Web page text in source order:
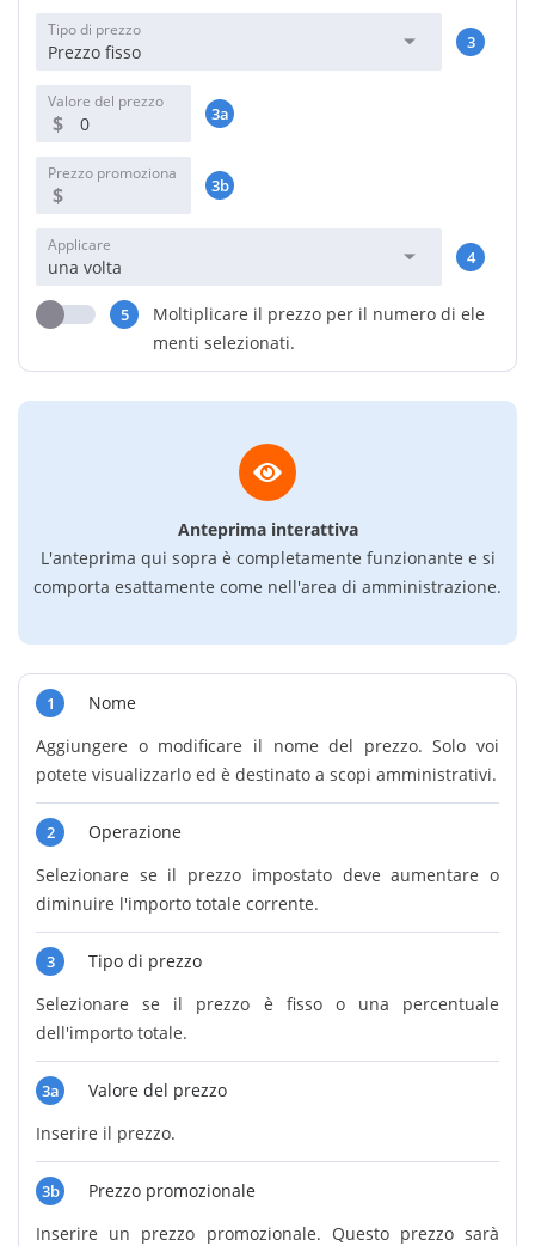
Tipo di prezzo
Prezzo fisso 3
Valore del prezzo
$ 3a
Prezzo promoziona
le
$ 3b
Applicare
una volta 4
5
Moltiplicare il prezzo per il numero di ele
menti selezionati.
Anteprima interattiva
L'anteprima qui sopra è completamente funzionante e si
comporta esattamente come nell'area di amministrazione.
1
Nome
Aggiungere o modificare il nome del prezzo. Solo voi
potete visualizzarlo ed è destinato a scopi amministrativi.
2
Operazione
Selezionare se il prezzo impostato deve aumentare o
diminuire l'importo totale corrente.
3
Tipo di prezzo
Selezionare se il prezzo è fisso o una percentuale
dell'importo totale.
3a
Valore del prezzo
Inserire il prezzo.
3b
Prezzo promozionale
Inserire un prezzo promozionale. Questo prezzo sarà